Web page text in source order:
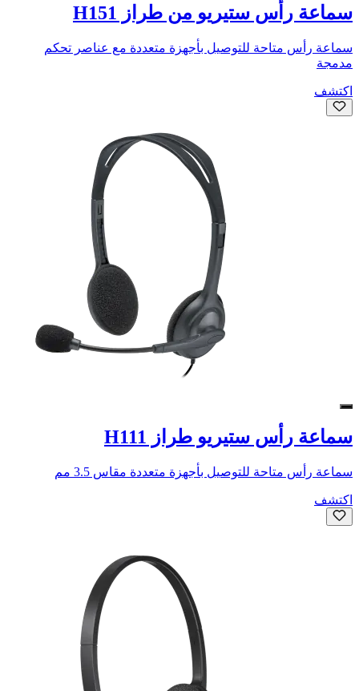
سماعة رأس ستيريو من طراز H151
سماعة رأس متاحة للتوصيل بأجهزة متعددة مع عناصر تحكم
مدمجة
اكتشف
سماعة رأس ستيريو طراز H111
سماعة رأس متاحة للتوصيل بأجهزة متعددة مقاس 3.5 مم
اكتشف